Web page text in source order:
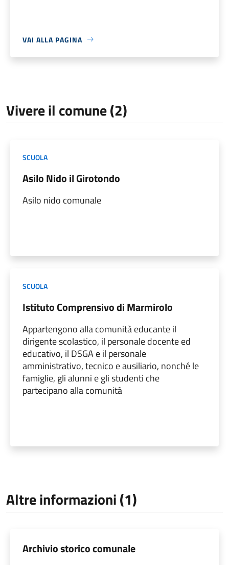
VAI ALLA PAGINA
Vivere il comune (2)
SCUOLA
Asilo Nido il Girotondo
Asilo nido comunale
SCUOLA
Istituto Comprensivo di Marmirolo
Appartengono alla comunità educante il
dirigente scolastico, il personale docente ed
educativo, il DSGA e il personale
amministrativo, tecnico e ausiliario, nonché le
famiglie, gli alunni e gli studenti che
partecipano alla comunità
Altre informazioni (1)
Archivio storico comunale